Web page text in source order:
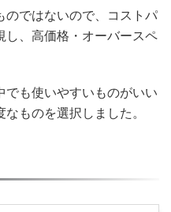
のではないので、コストパ
し、高価格・オーバースペ
も使いやすいものがいい
ものを選択しました。